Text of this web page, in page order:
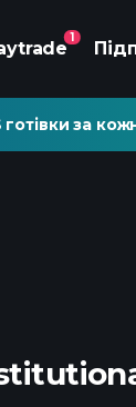
1
за